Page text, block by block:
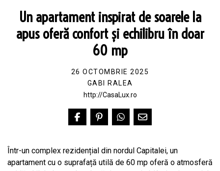
Un apartament inspirat de soarele la
apus oferă confort și echilibru în doar
60 mp
26 OCTOMBRIE 2025
GABI RALEA
http://CasaLux.ro
Într-un complex rezidențial din nordul Capitalei, un
apartament cu o suprafață utilă de 60 mp oferă o atmosferă